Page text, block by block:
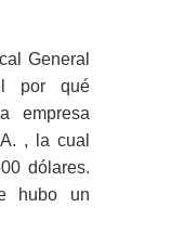
General
por qué
empresa
, la cual
dólares.
hubo un